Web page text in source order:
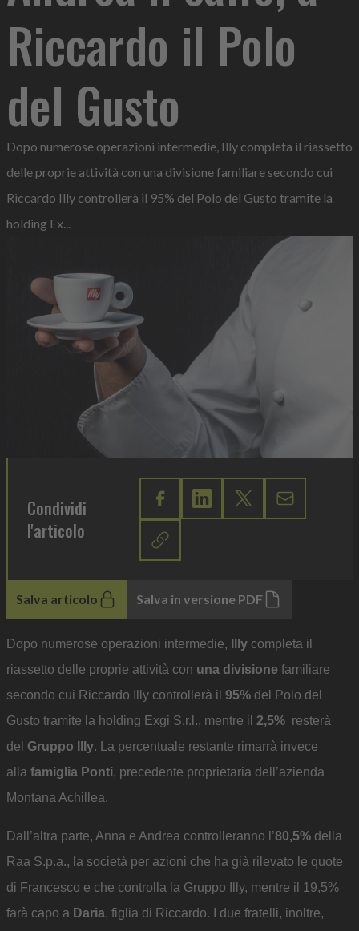
Riccardo il Polo
del Gusto
Dopo numerose operazioni intermedie, Illy completa il riassetto
delle proprie attività con una divisione familiare secondo cui
Riccardo Illy controllerà il 95% del Polo del Gusto tramite la
holding Ex...
Condividi
l'articolo
Salva articolo Salva in versione PDF
Dopo numerose operazioni intermedie, Illy completa il
riassetto delle proprie attività con una divisione familiare
secondo cui Riccardo Illy controllerà il 95% del Polo del
Gusto tramite la holding Exgi S.r.l., mentre il 2,5% resterà
del Gruppo Illy. La percentuale restante rimarrà invece
alla famiglia Ponti, precedente proprietaria dell’azienda
Montana Achillea.
Dall’altra parte, Anna e Andrea controlleranno l’80,5% della
Raa S.p.a., la società per azioni che ha già rilevato le quote
di Francesco e che controlla la Gruppo Illy, mentre il 19,5%
farà capo a Daria, figlia di Riccardo. I due fratelli, inoltre,